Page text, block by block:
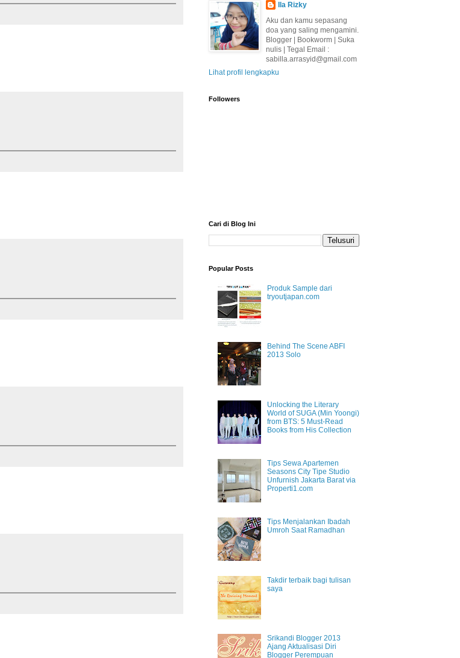
Ila Rizky
Aku dan kamu sepasang
doa yang saling mengamini.
Blogger | Bookworm | Suka
nulis | Tegal Email :
sabilla.arrasyid@gmail.com
Lihat profil lengkapku
Followers
Cari di Blog Ini
Popular Posts
Produk Sample dari
tryoutjapan.com
Behind The Scene ABFI
2013 Solo
Unlocking the Literary
World of SUGA (Min Yoongi)
from BTS: 5 Must-Read
Books from His Collection
Tips Sewa Apartemen
Seasons City Tipe Studio
Unfurnish Jakarta Barat via
Properti1.com
Tips Menjalankan Ibadah
Umroh Saat Ramadhan
Takdir terbaik bagi tulisan
saya
Srikandi Blogger 2013
Ajang Aktualisasi Diri
Blogger Perempuan